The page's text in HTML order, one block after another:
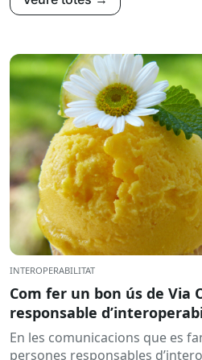
INTEROPERABILITAT
Com fer un bon ús de Via
responsable
En les comunicacions que es
persones responsables